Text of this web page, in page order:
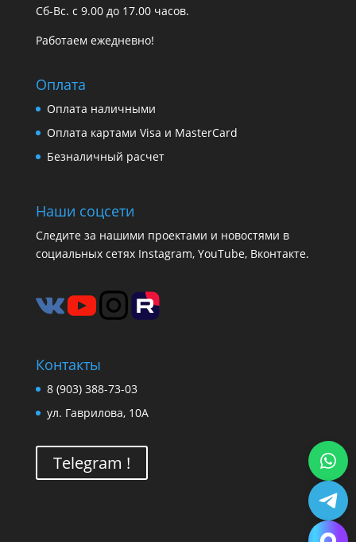
Сб-Вс. с 9.00 до 17.00 часов.
Работаем ежедневно!
Оплата
Оплата наличными
Оплата картами Visa и MasterCard
Безналичный расчет
Наши соцсети
Следите за нашими проектами и новостями в
социальных сетях Instagram, YouTube, Вконтакте.
Контакты
8 (903) 388-73-03
ул. Гаврилова, 10А
Telegram !